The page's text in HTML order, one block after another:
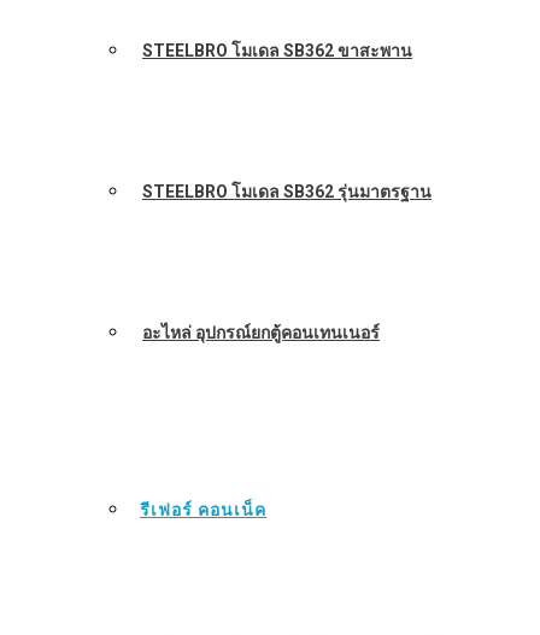
STEELBRO โมเดล SB362 ขาสะพาน
STEELBRO โมเดล SB362 รุ่นมาตรฐาน
อะไหล่ อุปกรณ์ยกตู้คอนเทนเนอร์
รีเฟอร์ คอนเน็ค